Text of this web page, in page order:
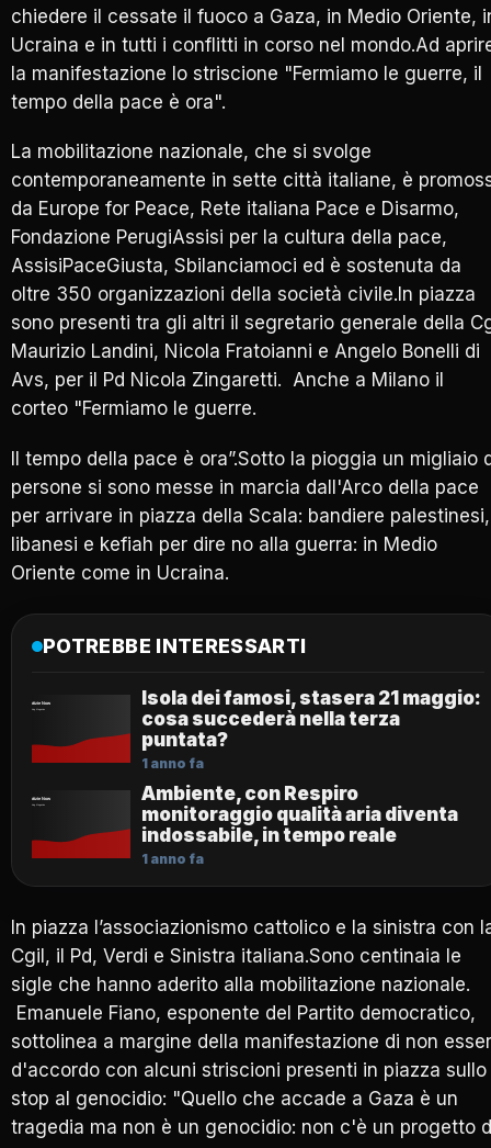
chiedere il cessate il fuoco a Gaza, in Medio Oriente,
Ucraina e in tutti i conflitti in corso nel mondo.Ad
la manifestazione lo striscione "Fermiamo le guerre, il
tempo della pace è ora".
La mobilitazione nazionale, che si svolge
contemporaneamente in sette città italiane, è
da Europe for Peace, Rete italiana Pace e Disarmo,
Fondazione PerugiAssisi per la cultura della pace,
AssisiPaceGiusta, Sbilanciamoci ed è sostenuta da
oltre 350 organizzazioni della società civile.In piazza
sono presenti tra gli altri il segretario generale della
Maurizio Landini, Nicola Fratoianni e Angelo Bonelli di
Avs, per il Pd Nicola Zingaretti. Anche a Milano il
corteo "Fermiamo le guerre.
Il tempo della pace è ora”.Sotto la pioggia un migliaio
persone si sono messe in marcia dall'Arco della pace
per arrivare in piazza della Scala: bandiere palestinesi,
libanesi e kefiah per dire no alla guerra: in Medio
Oriente come in Ucraina.
POTREBBE INTERESSARTI
Isola dei famosi, stasera 21 maggio:
cosa succederà nella terza
puntata?
1 anno fa
Ambiente, con Respiro
monitoraggio qualità aria diventa
indossabile, in tempo reale
1 anno fa
In piazza l’associazionismo cattolico e la sinistra con
Cgil, il Pd, Verdi e Sinistra italiana.Sono centinaia le
sigle che hanno aderito alla mobilitazione nazionale.
Emanuele Fiano, esponente del Partito democratico,
sottolinea a margine della manifestazione di non
d'accordo con alcuni striscioni presenti in piazza sullo
stop al genocidio: "Quello che accade a Gaza è un
tragedia ma non è un genocidio: non c'è un progetto